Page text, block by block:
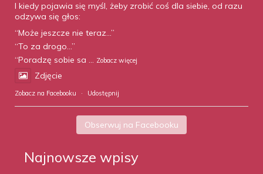
I kiedy pojawia się myśl, żeby zrobić coś dla siebie, od razu
odzywa się głos:
“Może jeszcze nie teraz…”
“To za drogo…”
“Poradzę sobie sa ... Zobacz więcej
Zdjęcie
Zobacz na Facebooku · Udostępnij
Obserwuj na Facebooku
Najnowsze wpisy